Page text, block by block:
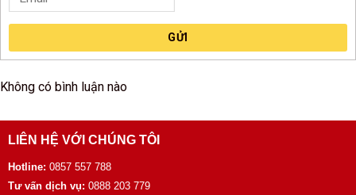
GỬI
Không có bình luận nào
LIÊN HỆ VỚI CHÚNG TÔI
Hotline: 0857 557 788
Tư vấn dịch vụ: 0888 203 779